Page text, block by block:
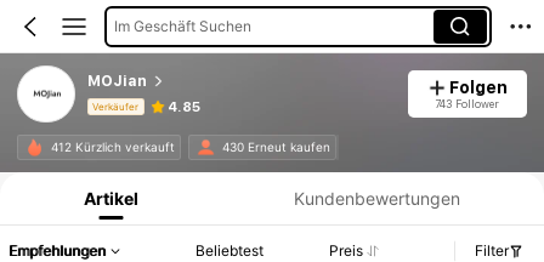
Im Geschäft Suchen
MOJian
Verkäufer 4.85
Folgen
743 Follower
412 Kürzlich verkauft 430 Erneut kaufen
Produktinformation: Preisangabe, Verkaufs- und Lagerbestandsdetails.
Artikel Kundenbewertungen
Empfehlungen Beliebtest Preis Filter